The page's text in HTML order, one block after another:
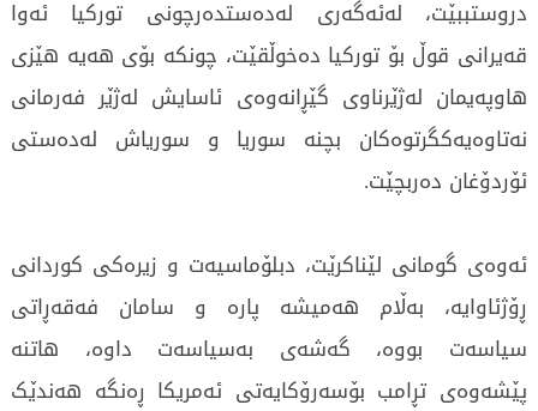
دروستببێت، لەئەگەری لەدەستدەرچونی تورکیا ئەوا
قەیرانی قوڵ بۆ تورکیا دەخوڵقێت، چونکە بۆی هەیە هێزی
هاوپەیمان لەژێرناوی گێڕانەوەی ئاسایش لەژێر فەرمانی
نەتاوەیەکگرتوەکان بچنە سوریا و سوریاش لەدەستی
ئۆردۆغان دەربچێت.
ئەوەی گومانی لێناکرێت، دبلۆماسیەت و زیرەکی کوردانی
ڕۆژئاوایە، بەڵام هەمیشە پارە و سامان فەقەڕاتی
سیاسەت بووە، گەشەی بەسیاسەت داوە، هاتنە
پێشەوەی تڕامب بۆسەرۆکایەتی ئەمریکا ڕەنگە هەندێک